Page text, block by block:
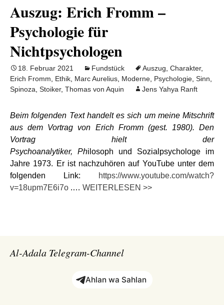
Auszug: Erich Fromm –
Psychologie für
Nichtpsychologen
18. Februar 2021 Fundstück Auszug Charakter,
Erich Fromm
Ethik Marc Aurelius Moderne Psychologie Sinn
Spinoza Stoiker, Thomas von Aquin Jens Yahya Ranft
Beim folgenden Text handelt es sich um meine Mitschrift
aus dem Vortrag von Erich Fromm (gest. 1980). Den
Vortrag hielt der
Psychoanalytiker, Philosoph und Sozialpsychologe im
Jahre 1973. Er ist nachzuhören auf YouTube unter dem
folgenden Link:
https://www.youtube.com/watch?
v=18upm7E6i7o .… WEITERLESEN >>
Al-Adala Telegram-Channel
Ahlan wa Sahlan